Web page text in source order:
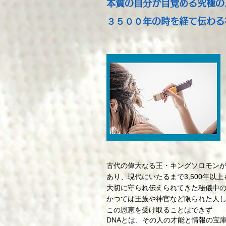
本質の自分が目覚める究極
３５００年の時を経て伝わ
古代の偉大なる王・キングソロモン
あり、現代にいたるまで3,500年以上
大切に守られ伝えられてきた秘儀中
かつては王族や神官など限られた人
この恩恵を受け取ることはできず
DNAとは、その人の才能と情報の宝